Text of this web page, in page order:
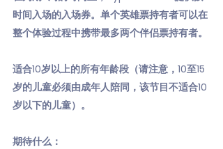
时间入场的入场券。单个英雄票持有者可以在
整个体验过程中携带最多两个伴侣票持有者。
适合10岁以上的所有年龄段（请注意，10至15
岁的儿童必须由成年人陪同，该节目不适合10
岁以下的儿童）。
期待什么：